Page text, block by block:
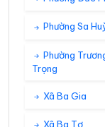
Phường Sa
Phường
Trọng
Xã Ba Gia
Xã Ba Tơ